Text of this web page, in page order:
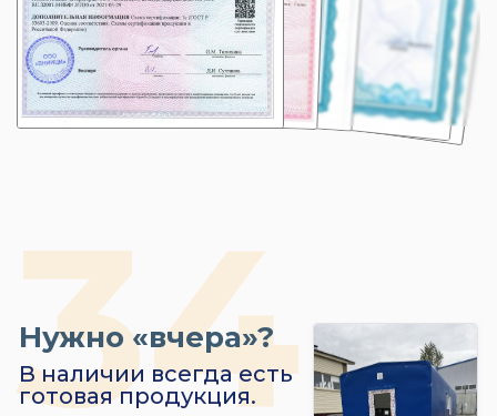
Нужно «вчера»?
В наличии всегда есть
готовая продукция.